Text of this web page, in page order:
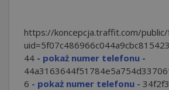
https://koncepcja.traffit.com/
44 - pokaż numer telefonu -
6 - pokaż numer telefonu -